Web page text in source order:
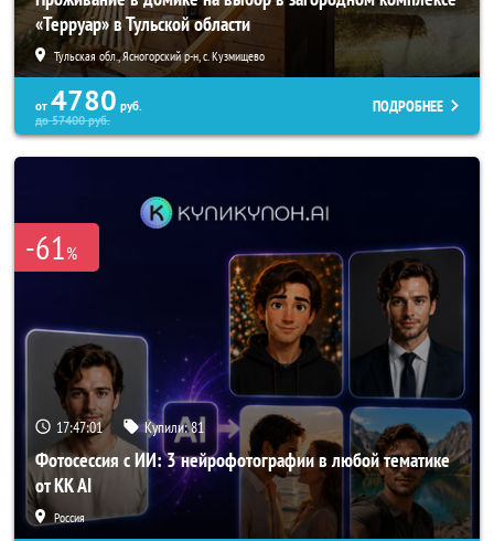
«Терруар» в Тульской области
Тульская обл., Ясногорский р-н, с. Кузмищево
от 4780 руб.
до57400руб.
ПОДРОБНЕЕ
-61%
17:46:57 Купили:81
Фотосессия с ИИ: 3 нейрофотографии в любой тематике
от KK AI
Россия